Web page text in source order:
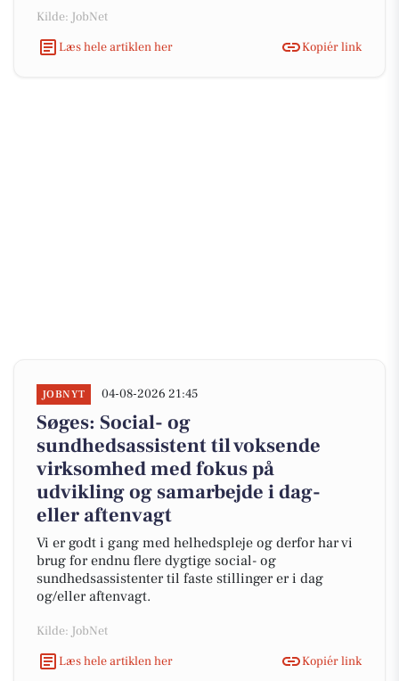
Kilde: JobNet
Læs hele artiklen her
Kopiér link
JOBNYT 04-08-2026 21:45
Søges: Social- og
sundhedsassistent til voksende
virksomhed med fokus på
udvikling og samarbejde i dag-
eller aftenvagt
Vi er godt i gang med helhedspleje og derfor har vi
brug for endnu flere dygtige social- og
sundhedsassistenter til faste stillinger er i dag
og/eller aftenvagt.
Kilde: JobNet
Læs hele artiklen her
Kopiér link